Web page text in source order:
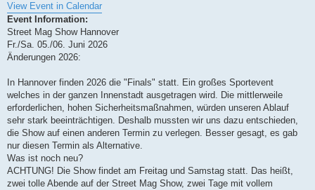
r
a
g
View Event in Calendar
Event Information:
Street Mag Show Hannover
Fr./Sa. 05./06. Juni 2026
Änderungen 2026:
In Hannover finden 2026 die "Finals" statt. Ein großes Sportevent
welches in der ganzen Innenstadt ausgetragen wird. Die mittlerweile
erforderlichen, hohen Sicherheitsmaßnahmen, würden unseren Ablauf
sehr stark beeinträchtigen. Deshalb mussten wir uns dazu entschieden,
die Show auf einen anderen Termin zu verlegen. Besser gesagt, es gab
nur diesen Termin als Alternative.
Was ist noch neu?
ACHTUNG! Die Show findet am Freitag und Samstag statt. Das heißt,
zwei tolle Abende auf der Street Mag Show, zwei Tage mit vollem